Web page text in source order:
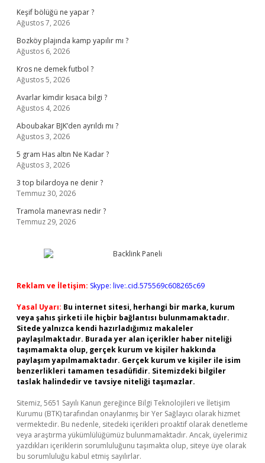
Keşif bölüğü ne yapar ?
Ağustos 7, 2026
Bozköy plajında kamp yapılır mı ?
Ağustos 6, 2026
Kros ne demek futbol ?
Ağustos 5, 2026
Avarlar kimdir kısaca bilgi ?
Ağustos 4, 2026
Aboubakar BJK’den ayrıldı mı ?
Ağustos 3, 2026
5 gram Has altın Ne Kadar ?
Ağustos 3, 2026
3 top bilardoya ne denir ?
Temmuz 30, 2026
Tramola manevrası nedir ?
Temmuz 29, 2026
Reklam ve İletişim: Skype: live:.cid.575569c608265c69
Yasal Uyarı: Bu internet sitesi, herhangi bir marka, kurum
veya şahıs şirketi ile hiçbir bağlantısı bulunmamaktadır.
Sitede yalnızca kendi hazırladığımız makaleler
paylaşılmaktadır. Burada yer alan içerikler haber niteliği
taşımamakta olup, gerçek kurum ve kişiler hakkında
paylaşım yapılmamaktadır. Gerçek kurum ve kişiler ile isim
benzerlikleri tamamen tesadüfidir. Sitemizdeki bilgiler
taslak halindedir ve tavsiye niteliği taşımazlar.
Sitemiz, 5651 Sayılı Kanun gereğince Bilgi Teknolojileri ve İletişim
Kurumu (BTK) tarafından onaylanmış bir Yer Sağlayıcı olarak hizmet
vermektedir. Bu nedenle, sitedeki içerikleri proaktif olarak denetleme
veya araştırma yükümlülüğümüz bulunmamaktadır. Ancak, üyelerimiz
yazdıkları içeriklerin sorumluluğunu taşımakta olup, siteye üye olarak
bu sorumluluğu kabul etmiş sayılırlar.